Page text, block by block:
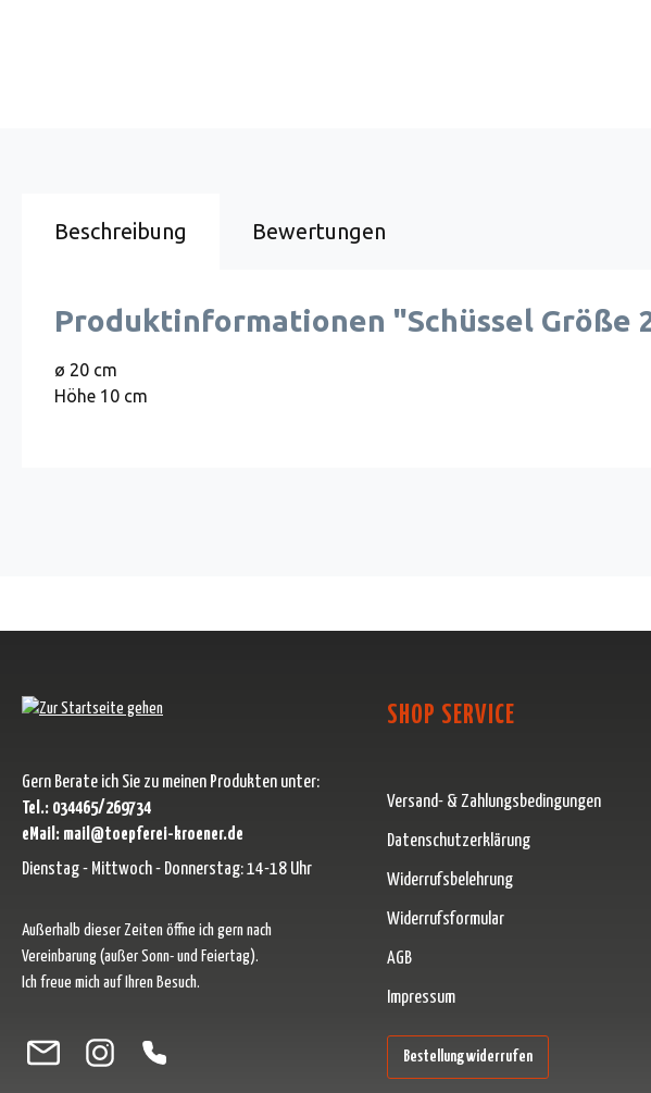
Beschreibung Bewertungen
Produktinformationen "Schüssel Größe
ø 20 cm
Höhe 10 cm
Gern Berate ich Sie zu meinen Produkten unter:
Tel.: 034465/269734
eMail: mail@toepferei-kroener.de
Dienstag - Mittwoch - Donnerstag: 14-18 Uhr
Außerhalb dieser Zeiten öffne ich gern nach
Vereinbarung (außer Sonn- und Feiertag).
Ich freue mich auf Ihren Besuch.
Besuche uns auf Facebook – öffnet in neuem Tab (externer Link)
Schau auf Instagram vorbei – öffnet in neuem Tab (externer Link)
Lass dich auf Pinterest inspirieren – öffnet in neuem Tab (externer Link)
Folge uns auf X – öffnet in neuem Tab (externer Link)
SHOP SERVICE
Versand- & Zahlungsbedingungen
Datenschutzerklärung
Widerrufsbelehrung
Widerrufsformular
AGB
Impressum
Bestellung widerrufen